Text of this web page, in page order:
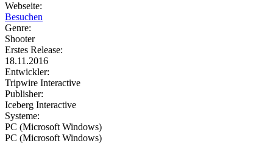
Webseite:
Besuchen
Genre:
Shooter
Erstes Release:
18.11.2016
Entwickler:
Tripwire Interactive
Publisher:
Iceberg Interactive
Systeme:
PC (Microsoft Windows)
PC (Microsoft Windows)